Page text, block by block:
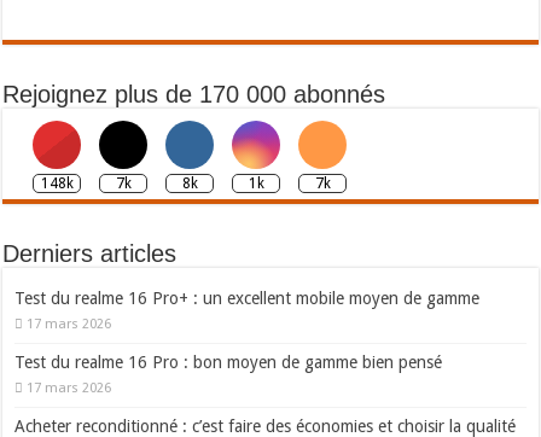
Rejoignez plus de 170 000 abonnés
148k 7k 8k 1k 7k
Derniers articles
Test du realme 16 Pro+ : un excellent mobile moyen de gamme
17 mars 2026
Test du realme 16 Pro : bon moyen de gamme bien pensé
17 mars 2026
Acheter reconditionné : c’est faire des économies et choisir la qualité